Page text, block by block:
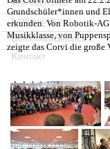
Lernangebote
Beratung/Service
Kontakt
Grundschüler*innen und
erkunden. Von Robotik-
Musikklasse, von
zeigte das Corvi die große